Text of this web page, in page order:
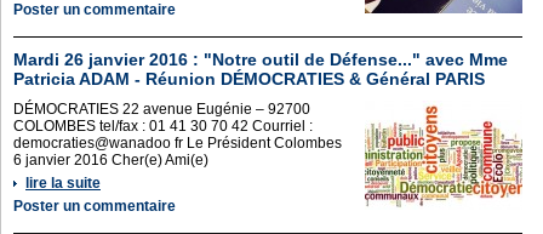
Poster un commentaire
Mardi 26 janvier 2016 : "Notre outil de Défense..." avec Mme
Patricia ADAM - Réunion DÉMOCRATIES & Général PARIS
DÉMOCRATIES 22 avenue Eugénie – 92700
COLOMBES tel/fax : 01 41 30 70 42 Courriel :
democraties@wanadoo fr Le Président Colombes
6 janvier 2016 Cher(e) Ami(e)
lire la suite
Poster un commentaire